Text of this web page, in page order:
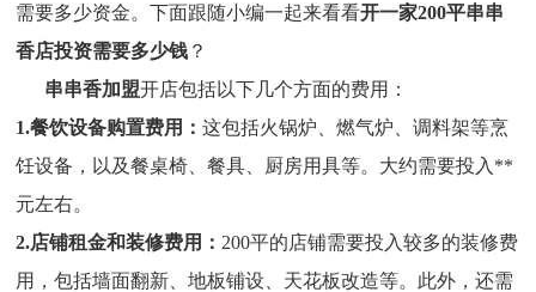
需要多少资金。下面跟随小编一起来看看开一家200平串串
香店投资需要多少钱 ？
串串香加盟开店包括以下几个方面的费用：
1.餐饮设备购置费用：这包括火锅炉、燃气炉、调料架等烹
饪设备，以及餐桌椅、餐具、厨房用具等。大约需要投入**
元左右。
2.店铺租金和装修费用： 200平的店铺需要投入较多的装修费
用，包括墙面翻新、地板铺设、天花板改造等。此外，还需